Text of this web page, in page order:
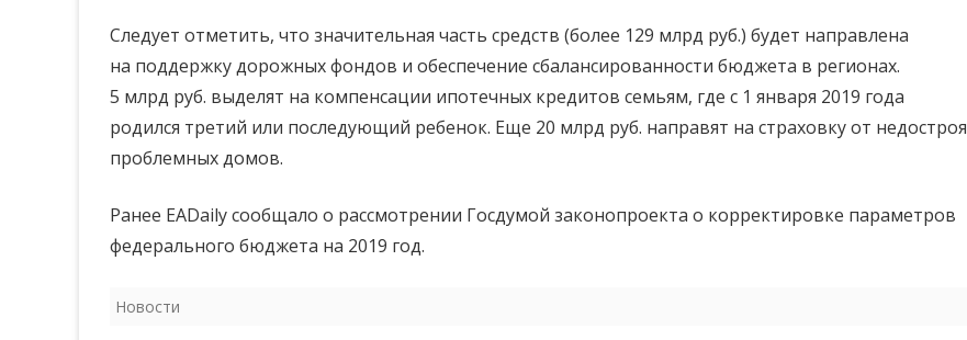
профицит
сокращён
Следует отметить, что значительная часть средств (более 129 млрд руб.) будет направлена
на поддержку дорожных фондов и обеспечение сбалансированности бюджета в регионах.
5 млрд руб. выделят на компенсации ипотечных кредитов семьям, где с 1 января 2019 года
родился третий или последующий ребенок. Еще 20 млрд руб. направят на страховку от недостроя
проблемных домов.
Ранее EADaily сообщало о рассмотрении Госдумой законопроекта о корректировке параметров
федерального бюджета на 2019 год.
Новости